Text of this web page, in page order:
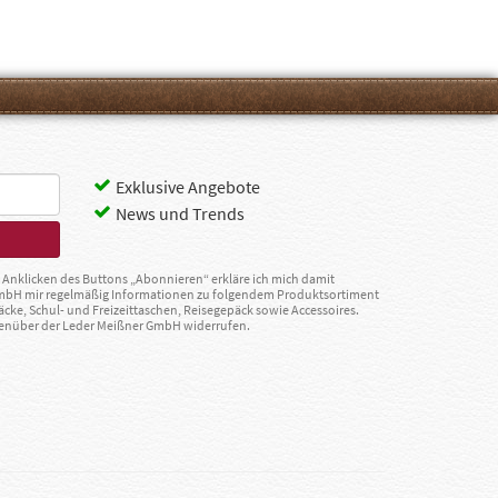
Exklusive Angebote
News und Trends
des Buttons „Abonnieren“ erkläre ich mich damit
mir regelmäßig Informationen zu folgendem Produktsortiment
Schul- und Freizeittaschen, Reisegepäck sowie Accessoires.
der Leder Meißner GmbH widerrufen.